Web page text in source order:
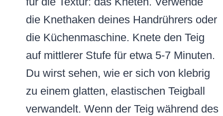
die Knethaken deines Handrührers oder
die Küchenmaschine. Knete den Teig
auf mittlerer Stufe für etwa 5-7 Minuten.
Du wirst sehen, wie er sich von klebrig
zu einem glatten, elastischen Teigball
verwandelt. Wenn der Teig während des